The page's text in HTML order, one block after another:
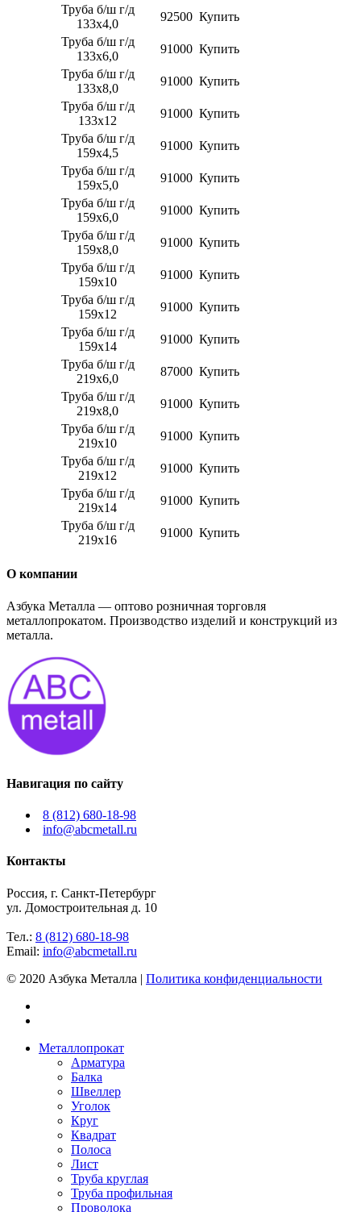
​​​​​​​Труба б/ш г/д
133х4,0
92500 Купить
​​​​​​​Труба б/ш г/д
133х6,0
91000 Купить
​​​​​​​Труба б/ш г/д
133х8,0
91000 Купить
​​​​​​​Труба б/ш г/д
133х12
91000 Купить
​​​​​​​Труба б/ш г/д
159х4,5
91000 Купить
​​​​​​​Труба б/ш г/д
159х5,0
91000 Купить
​​​​​​​Труба б/ш г/д
159х6,0
91000 Купить
​​​​​​​Труба б/ш г/д
159х8,0
91000 Купить
​​​​​​​Труба б/ш г/д
159х10
91000 Купить
​​​​​​​Труба б/ш г/д
159х12
91000 Купить
​​​​​​​Труба б/ш г/д
159х14
91000 Купить
​​​​​​​Труба б/ш г/д
219х6,0
87000 Купить
​​​​​​​Труба б/ш г/д
219х8,0
91000 Купить
​​​​​​​Труба б/ш г/д
219х10
91000 Купить
​​​​​​​Труба б/ш г/д
219х12
91000 Купить
​​​​​​​Труба б/ш г/д
219х14
91000 Купить
​​​​​​​Труба б/ш г/д
219х16
91000 Купить
О компании
Азбука Металла — оптово розничная торговля
металлопрокатом. Производство изделий и конструкций из
металла.
Навигация по сайту
8 (812) 680-18-98
info@abcmetall.ru
Контакты
Россия, г. Санкт-Петербург
ул. Домостроительная д. 10
Тел.: 8 (812) 680-18-98
Email: info@abcmetall.ru
© 2020 Азбука Металла | Политика конфиденциальности
Металлопрокат
Арматура
Балка
Швеллер
Уголок
Круг
Квадрат
Полоса
Лист
Труба круглая
Труба профильная
Проволока